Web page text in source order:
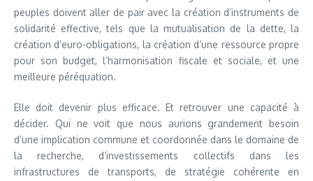
peuples doivent aller de pair avec la création d’instruments de
solidarité effective, tels que la mutualisation de la dette, la
création d’euro-obligations, la création d’une ressource propre
pour son budget, l’harmonisation fiscale et sociale, et une
meilleure péréquation.
Elle doit devenir plus efficace. Et retrouver une capacité à
décider. Qui ne voit que nous aurions grandement besoin
d’une implication commune et coordonnée dans le domaine de
la recherche, d’investissements collectifs dans les
infrastructures de transports, de stratégie cohérente en